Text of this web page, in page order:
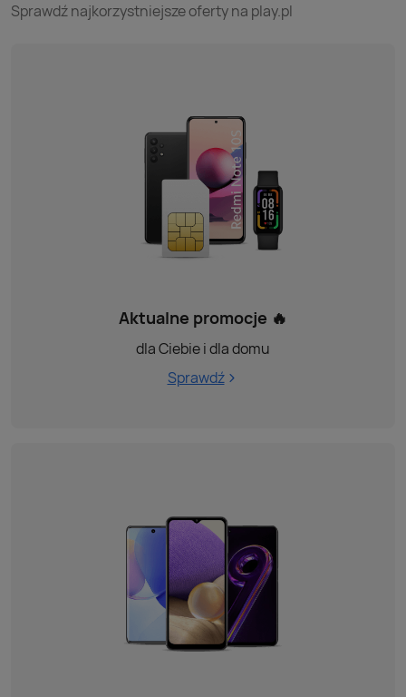
Sprawdź najkorzystniejsze oferty na play.pl
Aktualne promocje 🔥
dla Ciebie i dla domu
Sprawdź